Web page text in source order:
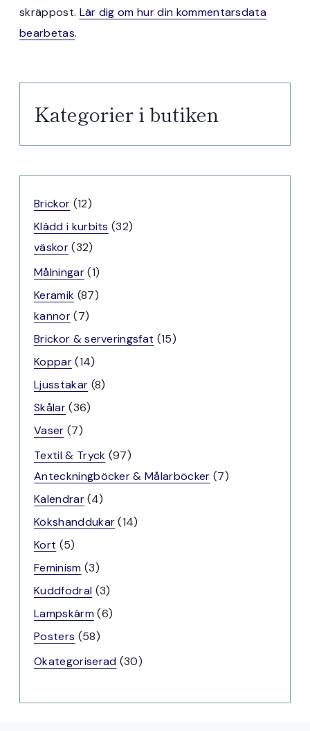
skräppost. Lär dig om hur din kommentarsdata
bearbetas.
Kategorier i butiken
Brickor 1212
produkter
Klädd i kurbits 3232
väskor 3232
produkter
Målningar 11
produkt
Keramik 8787
kannor 77
produkter
Brickor & serveringsfat 1515
Koppar 1414
produkter
Ljusstakar 88
Skålar 3636
Vaser 77
produkter
Textil & Tryck 9797
produkter
Anteckningböcker & Målarböcker 77
Kalendrar 44
produkter
Kökshanddukar 1414
Kort 55
produkter
Feminism 33
produkter
Kuddfodral 33
produkter
Lampskärm 66
Posters 5858
produkter
Okategoriserad 3030